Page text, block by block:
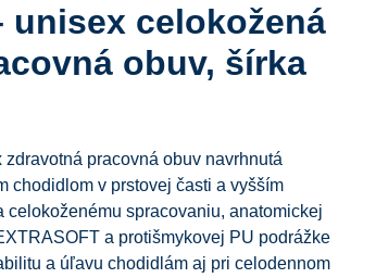
unisex celokožená
obuv, šírka
pracovná obuv navrhnutá
chodidlom v prstovej časti a vyšším
celokoženému spracovaniu, anatomickej
a protišmykovej PU podrážke
a úľavu chodidlám aj pri celodennom